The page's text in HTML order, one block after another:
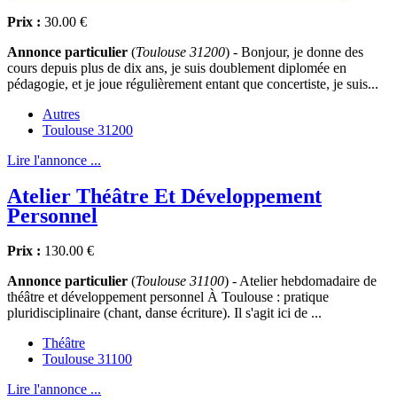
Prix : 30.00 €
Annonce particulier (Toulouse 31200) - Bonjour, je donne des
cours depuis plus de dix ans, je suis doublement diplomée en
pédagogie, et je joue régulièrement entant que concertiste, je suis...
Autres
Toulouse 31200
Lire l'annonce ...
Atelier Théâtre Et Développement
Personnel
Prix : 130.00 €
Annonce particulier (Toulouse 31100) - Atelier hebdomadaire de
théâtre et développement personnel À Toulouse : pratique
pluridisciplinaire (chant, danse écriture). Il s'agit ici de ...
Théâtre
Toulouse 31100
Lire l'annonce ...